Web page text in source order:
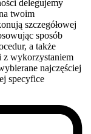
delegujemy
twoim
szczegółowej
sposób
a także
z wykorzystaniem
najczęściej
specyfice